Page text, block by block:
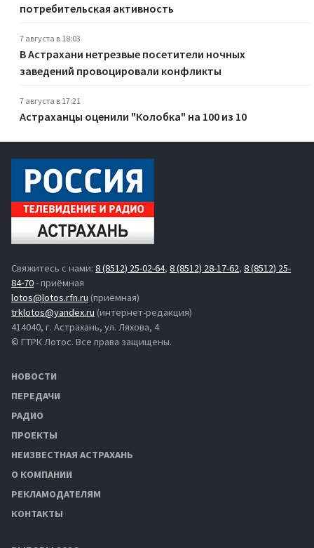
потребительская активность
7 августа в 18:03
В Астрахани нетрезвые посетители ночных
заведений провоцировали конфликты
7 августа в 17:21
Астраханцы оценили "Колобка" на 100 из 10
Свяжитесь с нами: 8 (8512) 25-02-64, 8 (8512) 28-17-62, 8 (8512) 25-
84-70- приёмная
lotos@lotos.rfn.ru (приёмная)
trklotos@yandex.ru (интернет-редакция)
414040, г. Астрахань, ул. Ляхова, 4
© ГТРК Лотос. Все права защищены.
НОВОСТИ
ПЕРЕДАЧИ
РАДИО
ПРОЕКТЫ
НЕИЗВЕСТНАЯ АСТРАХАНЬ
О КОМПАНИИ
РЕКЛАМОДАТЕЛЯМ
КОНТАКТЫ